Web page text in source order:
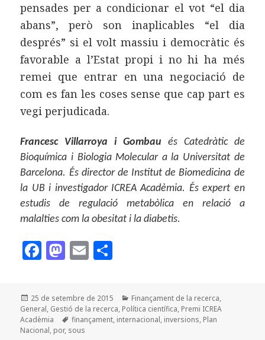
pensades per a condicionar el vot “el dia
abans”, però son inaplicables “el dia
després” si el volt massiu i democràtic és
favorable a l’Estat propi i no hi ha més
remei que entrar en una negociació de
com es fan les coses sense que cap part es
vegi perjudicada.
Francesc Villarroya i Gombau és Catedràtic de
Bioquímica i Biologia Molecular a la Universitat de
Barcelona. És director de Institut de Biomedicina de
la UB i investigador ICREA Acadèmia. És expert en
estudis de regulació metabòlica en relació a
malalties com la obesitat i la diabetis.
F
c
e
b
M
to
d
o
E
ai
l p
a
Publicat
el
25 de setembre de 2015 Categories
Finançament de la recerca,
General, Gestió de la recerca, Política científica, Premi ICREA
Acadèmia
Etiquetes
finançament, internacional, inversions, Plan
Nacional, por, sous